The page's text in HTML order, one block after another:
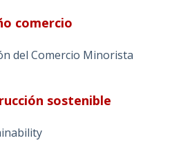
comercio
del Comercio Minorista
sostenible